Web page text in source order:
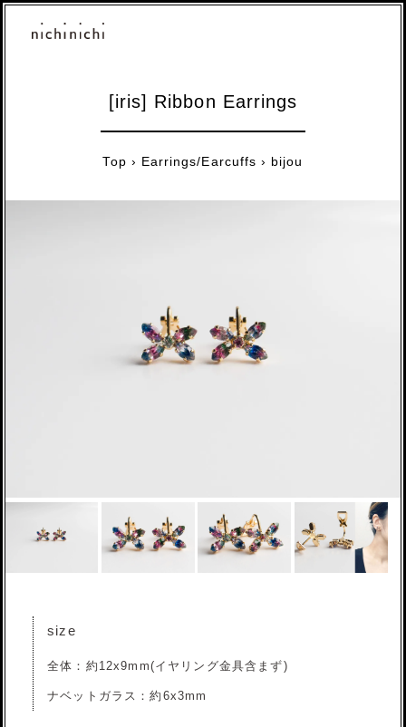
[iris] Ribbon Earrings
Top › Earrings/Earcuffs › bijou
size
全体：約12x9mm(イヤリング金具含まず)
ナベットガラス：約6x3mm